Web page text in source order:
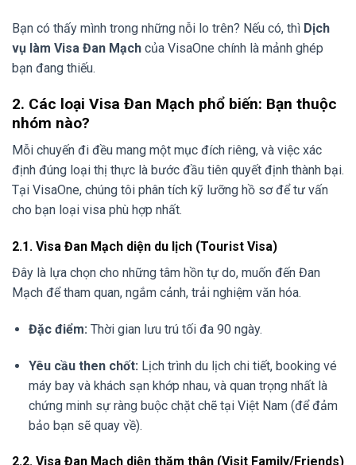
Bạn có thấy mình trong những nỗi lo trên? Nếu có, thì Dịch
vụ làm Visa Đan Mạch của VisaOne chính là mảnh ghép
bạn đang thiếu.
2. Các loại Visa Đan Mạch phổ biến: Bạn thuộc
nhóm nào?
Mỗi chuyến đi đều mang một mục đích riêng, và việc xác
định đúng loại thị thực là bước đầu tiên quyết định thành bại.
Tại VisaOne, chúng tôi phân tích kỹ lưỡng hồ sơ để tư vấn
cho bạn loại visa phù hợp nhất.
2.1. Visa Đan Mạch diện du lịch (Tourist Visa)
Đây là lựa chọn cho những tâm hồn tự do, muốn đến Đan
Mạch để tham quan, ngắm cảnh, trải nghiệm văn hóa.
Đặc điểm: Thời gian lưu trú tối đa 90 ngày.
Yêu cầu then chốt: Lịch trình du lịch chi tiết, booking vé
máy bay và khách sạn khớp nhau, và quan trọng nhất là
chứng minh sự ràng buộc chặt chẽ tại Việt Nam (để đảm
bảo bạn sẽ quay về).
2.2. Visa Đan Mạch diện thăm thân (Visit Family/Friends)